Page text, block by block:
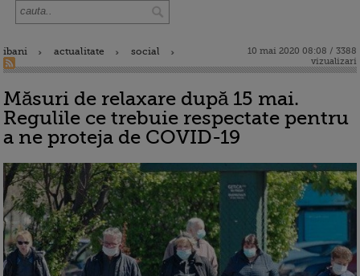
ibani actualitate social
10 mai 2020 08:08 / 3388
vizualizari
Măsuri de relaxare după 15 mai.
Regulile ce trebuie respectate pentru
a ne proteja de COVID-19